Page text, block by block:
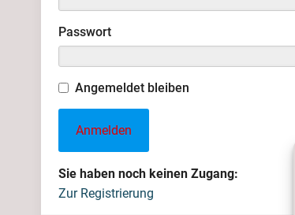
Passwort
Angemeldet bleiben
Sie haben noch keinen Zugang:
Zur Registrierung